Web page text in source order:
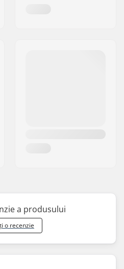
a produsului
o recenzie